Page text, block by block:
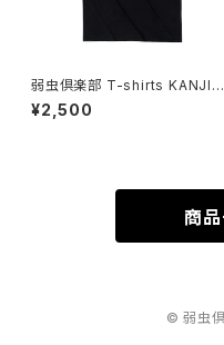
弱虫倶楽部 T-shirts KANJI L
OGO
¥2,500
商
© 弱虫